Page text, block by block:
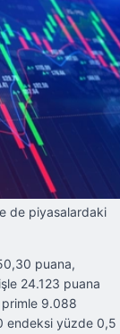
de piyasalardaki
puana,
24.123 puana
primle 9.088
endeksi yüzde 0,5